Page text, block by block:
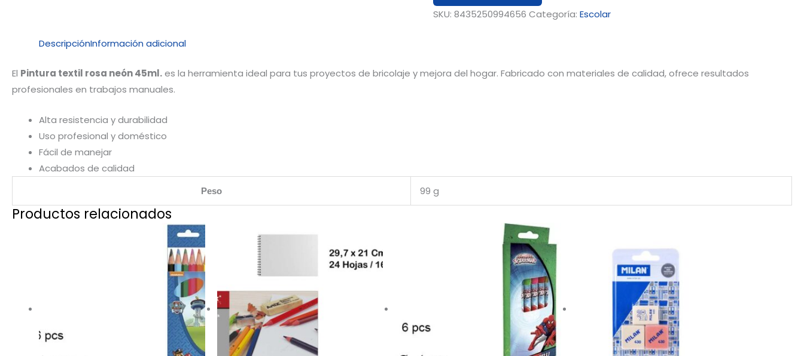
SKU:8435250994656 Categoría:Escolar
DescripciónInformación adicional
El Pintura textil rosa neón 45ml.es la herramienta ideal para tus proyectos de bricolaje y mejora del hogar. Fabricado con materiales de calidad, ofrece resultados
profesionales en trabajos manuales.
Alta resistencia y durabilidad
Uso profesional y doméstico
Fácil de manejar
Acabados de calidad
Peso 99 g
Productos relacionados